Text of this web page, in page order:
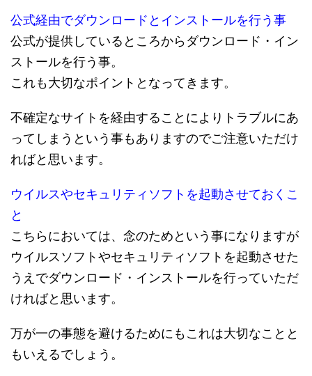
公式経由でダウンロードとインストールを行う事
公式が提供しているところからダウンロード・イン
ストールを行う事。
これも大切なポイントとなってきます。
不確定なサイトを経由することによりトラブルにあ
ってしまうという事もありますのでご注意いただけ
ればと思います。
ウイルスやセキュリティソフトを起動させておくこ
と
こちらにおいては、念のためという事になりますが
ウイルスソフトやセキュリティソフトを起動させた
うえでダウンロード・インストールを行っていただ
ければと思います。
万が一の事態を避けるためにもこれは大切なことと
もいえるでしょう。